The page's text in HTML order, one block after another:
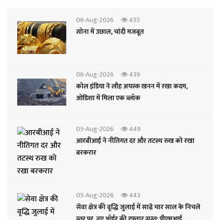
06-Aug-2026
455
सोना में उछाल, चांदी मजबूत
06-Aug-2026
439
कोल इंडिया ने लौह अयस्क खनन में रखा कदम,
ओडिशा में मिला एक ब्लॉक
05-Aug-2026
449
आरबीआई ने नीतिगत दर और तटस्थ रुख को रखा
बरकरार
05-Aug-2026
443
सेवा क्षेत्र की वृद्धि जुलाई में साढ़े चार साल के निचले